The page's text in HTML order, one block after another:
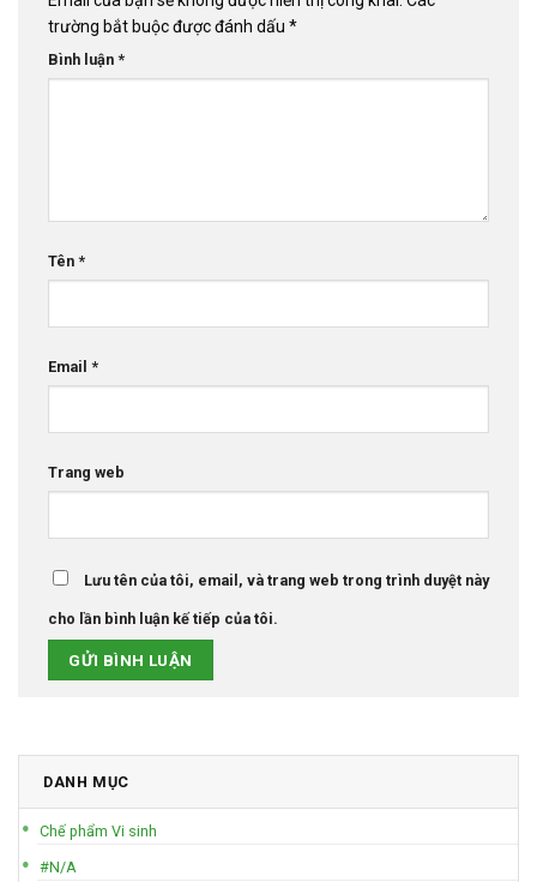
trường bắt buộc được đánh dấu *
Bình luận *
Tên *
Email *
Trang web
Lưu tên của tôi, email, và trang web trong trình duyệt này
cho lần bình luận kế tiếp của tôi.
DANH MỤC
Chế phẩm Vi sinh
#N/A